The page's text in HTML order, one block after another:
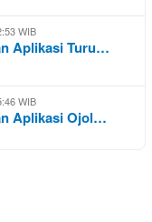
WIB
Aplikasi Turu…
WIB
Aplikasi Ojol…